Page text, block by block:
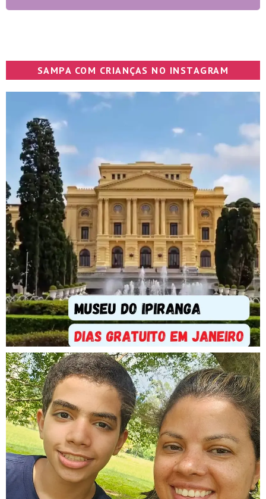
SAMPA COM CRIANÇAS NO INSTAGRAM